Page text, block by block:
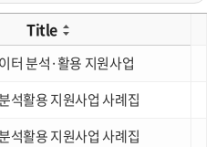
Title
터 분석·활용 지원사업
석활용 지원사업 사례집
석활용 지원사업 사례집